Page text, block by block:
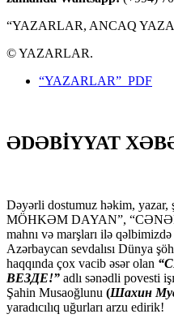
“YAZARLAR, ANCAQ
© YAZARLAR.
“YAZARLAR” PDF
ƏDƏBİYYAT
Dəyərli dostumuz həkim,
MÖHKƏM DAYAN”,
mahnı və marşları ilə
Azərbaycan sevdalısı Dünya
haqqında çox vacib əsər olan
ВЕЗДЕ!” adlı sənədli povesti
Şahin Musaoğlunu (Шахин
yaradıcılıq uğurları arzu edirik!